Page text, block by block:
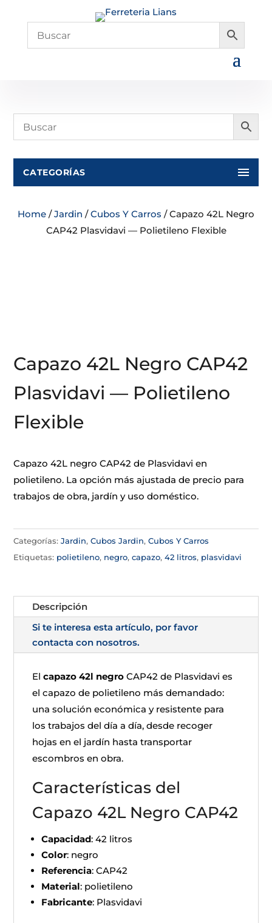
CATEGORÍAS
Home /Jardin /Cubos Y Carros / Capazo 42L Negro
CAP42 Plasvidavi — Polietileno Flexible
Capazo 42L Negro CAP42
Plasvidavi — Polietileno
Flexible
Capazo 42L negro CAP42 de Plasvidavi en
polietileno. La opción más ajustada de precio para
trabajos de obra, jardín y uso doméstico.
Categorías:Jardin,Cubos Jardin,Cubos Y Carros
Etiquetas: polietileno, negro,capazo,42 litros, plasvidavi
Descripción
Si te interesa esta artículo, por favor
contacta con nosotros.
Elcapazo 42l negro CAP42 de Plasvidavi es
el capazo de polietileno más demandado:
una solución económica y resistente para
los trabajos del día a día, desde recoger
hojas en el jardín hasta transportar
escombros en obra.
Características del
Capazo 42L Negro CAP42
Capacidad: 42 litros
Color: negro
Referencia: CAP42
Material: polietileno
Fabricante: Plasvidavi